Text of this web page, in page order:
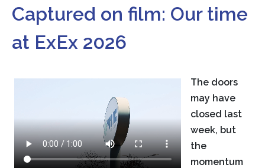
Captured on film: Our time
at ExEx 2026
The doors
may have
closed last
week, but
the
momentum